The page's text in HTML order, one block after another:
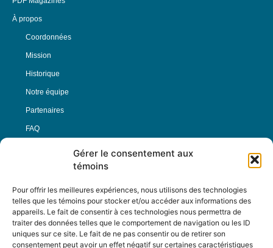
Gérer le consentement aux
témoins
Pour offrir les meilleures expériences, nous utilisons des technologies
telles que les témoins pour stocker et/ou accéder aux informations des
appareils. Le fait de consentir à ces technologies nous permettra de
traiter des données telles que le comportement de navigation ou les ID
uniques sur ce site. Le fait de ne pas consentir ou de retirer son
consentement peut avoir un effet négatif sur certaines caractéristiques
À propos
Coordonnées
Mission
Historique
Notre équipe
Partenaires
FAQ
Nous Suivre